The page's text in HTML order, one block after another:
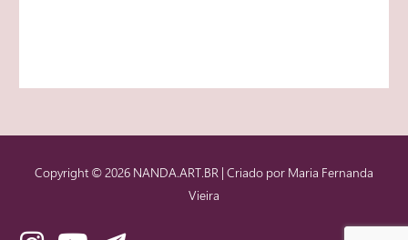
Copyright © 2026 NANDA.ART.BR | Criado por Maria Fernanda
Vieira